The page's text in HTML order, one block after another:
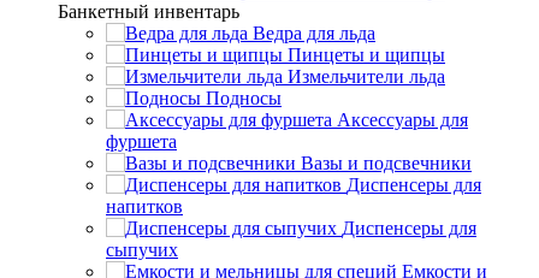
Банкетный инвентарь
Ведра для льда
Пинцеты и щипцы
Измельчители льда
Подносы
Аксессуары для
фуршета
Вазы и подсвечники
Диспенсеры для
напитков
Диспенсеры для
сыпучих
Емкости и